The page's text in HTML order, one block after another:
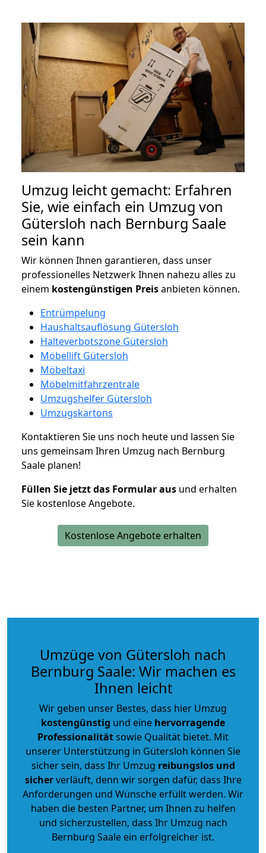
Umzug leicht gemacht: Erfahren
Sie, wie einfach ein Umzug von
Gütersloh nach Bernburg Saale
sein kann
Wir können Ihnen garantieren, dass unser
professionelles Netzwerk Ihnen nahezu alles zu
einem kostengünstigen Preisanbieten können.
Entrümpelung
Haushaltsauflösung Gütersloh
Halteverbotszone Gütersloh
Möbellift Gütersloh
Möbeltaxi
Möbelmitfahrzentrale
Umzugshelfer Gütersloh
Umzugskartons
Kontaktieren Sie uns noch heute und lassen Sie
uns gemeinsam Ihren Umzug nach Bernburg
Saale planen!
Füllen Sie jetzt das Formular aus und erhalten
Sie kostenlose Angebote.
Kostenlose Angebote erhalten
Umzüge von Gütersloh nach
Bernburg Saale: Wir machen es
Ihnen leicht
Wir geben unser Bestes, dass hier Umzug
kostengünstig und eine hervorragende
Professionalitätsowie Qualität bietet. Mit
unserer Unterstützung in Gütersloh können Sie
sicher sein, dass Ihr Umzug reibungslos und
sicherverläuft, denn wir sorgen dafür, dass Ihre
Anforderungen und Wünsche erfüllt werden. Wir
haben die besten Partner, um Ihnen zu helfen
und sicherzustellen, dass Ihr Umzug nach
Bernburg Saale ein erfolgreicher ist.